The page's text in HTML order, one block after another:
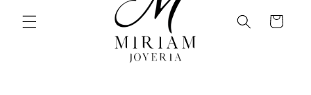
Carrito